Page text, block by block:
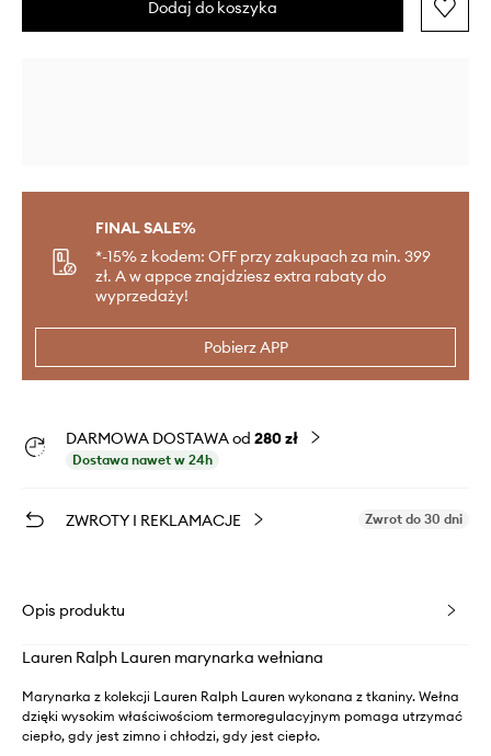
Dodaj do koszyka
FINAL SALE%
*-15% z kodem: OFF przy zakupach za min. 399
zł. A w appce znajdziesz extra rabaty do
wyprzedaży!
Pobierz APP
DARMOWA DOSTAWA od 280 zł
Dostawa nawet w 24h
ZWROTY I REKLAMACJE Zwrot do 30 dni
Opis produktu
Lauren Ralph Lauren marynarka wełniana
Marynarka z kolekcji Lauren Ralph Lauren wykonana z tkaniny. Wełna
dzięki wysokim właściwościom termoregulacyjnym pomaga utrzymać
ciepło, gdy jest zimno i chłodzi, gdy jest ciepło.